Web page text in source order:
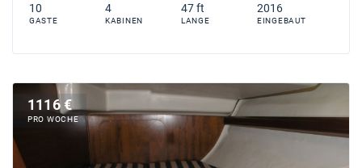
10
GASTE
4
KABINEN
47 ft
LANGE
2016
EINGEBAUT
1116 €
PRO WOCHE